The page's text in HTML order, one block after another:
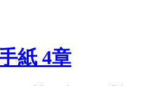
紙 4章